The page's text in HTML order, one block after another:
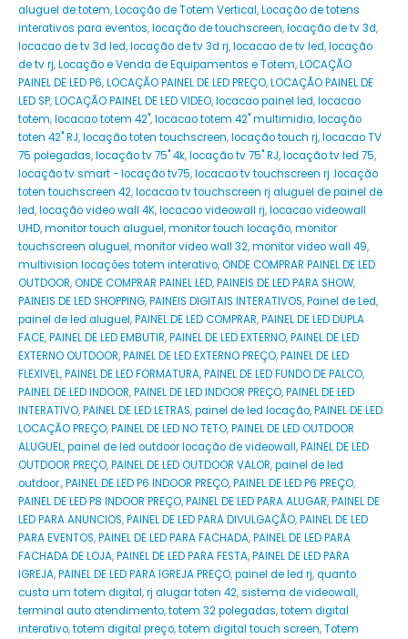
aluguel de totem,Locação de Totem Vertical,Locação de totens
interativos para eventos,locação de touchscreen,locação de tv 3d,
locacao de tv 3d led,locação de tv 3d rj,locacao de tv led,locação
de tv rj,Locação e Venda de Equipamentos e Totem,LOCAÇÃO
PAINEL DE LED P6,LOCAÇÃO PAINEL DE LED PREÇO,LOCAÇÃO PAINEL DE
LED SP,LOCAÇÃO PAINEL DE LED VIDEO,locacao painel led,locacao
totem,locacao totem 42",locacao totem 42" multimidia,locação
toten 42" RJ,locação toten touchscreen,locação touch rj,locacao TV
75 polegadas,locação tv 75" 4k,locação tv 75" RJ,locação tv led 75,
locação tv smart - locação tv75,locacao tv touchscreen rj .locação
toten touchscreen 42,locacao tv touchscreen rj aluguel de painel de
led,locação video wall 4K,locacao videowall rj,locacao videowall
UHD,monitor touch aluguel,monitor touch locação,monitor
touchscreen aluguel,monitor video wall 32,monitor video wall 49,
multivision locações totem interativo,ONDE COMPRAR PAINEL DE LED
OUTDOOR,ONDE COMPRAR PAINEL LED,PAINEIS DE LED PARA SHOW,
PAINEIS DE LED SHOPPING,PAINEIS DIGITAIS INTERATIVOS,Painel de Led,
painel de led aluguel,PAINEL DE LED COMPRAR,PAINEL DE LED DUPLA
FACE,PAINEL DE LED EMBUTIR,PAINEL DE LED EXTERNO,PAINEL DE LED
EXTERNO OUTDOOR,PAINEL DE LED EXTERNO PREÇO,PAINEL DE LED
FLEXIVEL,PAINEL DE LED FORMATURA,PAINEL DE LED FUNDO DE PALCO,
PAINEL DE LED INDOOR,PAINEL DE LED INDOOR PREÇO,PAINEL DE LED
INTERATIVO,PAINEL DE LED LETRAS,painel de led locação,PAINEL DE LED
LOCAÇÃO PREÇO,PAINEL DE LED NO TETO,PAINEL DE LED OUTDOOR
ALUGUEL,painel de led outdoor locação de videowall,PAINEL DE LED
OUTDOOR PREÇO,PAINEL DE LED OUTDOOR VALOR,painel de led
outdoor.,PAINEL DE LED P6 INDOOR PREÇO,PAINEL DE LED P6 PREÇO,
PAINEL DE LED P8 INDOOR PREÇO,PAINEL DE LED PARA ALUGAR,PAINEL DE
LED PARA ANUNCIOS,PAINEL DE LED PARA DIVULGAÇÃO,PAINEL DE LED
PARA EVENTOS,PAINEL DE LED PARA FACHADA,PAINEL DE LED PARA
FACHADA DE LOJA,PAINEL DE LED PARA FESTA,PAINEL DE LED PARA
IGREJA,PAINEL DE LED PARA IGREJA PREÇO,painel de led rj,quanto
custa um totem digital,rj alugar toten 42,sistema de videowall,
terminal auto atendimento,totem 32 polegadas,totem digital
interativo,totem digital preço,totem digital touch screen,Totem